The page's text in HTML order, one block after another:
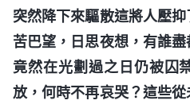
突然降下來驅散這將人壓
苦巴望，日思夜想，有誰
竟然在光劃過之日仍被囚
放，何時不再哀哭？這些